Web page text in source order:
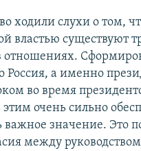
ходили слухи о том,
властью существуют
Россия, а именно
во время
очень сильно
значение. Это
между руководством